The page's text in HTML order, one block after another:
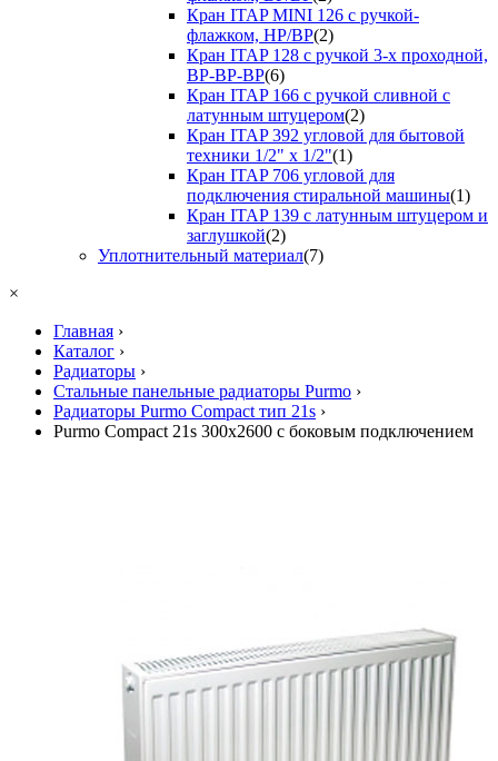
Кран ITAP MINI 126 с ручкой-
флажком, НР/ВР(2)
Кран ITAP 128 с ручкой 3-х проходной,
ВР-ВР-ВР(6)
Кран ITAP 166 с ручкой сливной с
латунным штуцером(2)
Кран ITAP 392 угловой для бытовой
техники 1/2" х 1/2"(1)
Кран ITAP 706 угловой для
подключения стиральной машины(1)
Кран ITAP 139 с латунным штуцером и
заглушкой(2)
Уплотнительный материал(7)
×
Главная ›
Каталог ›
Радиаторы ›
Стальные панельные радиаторы Purmo ›
Радиаторы Purmo Compact тип 21s ›
Purmo Compact 21s 300х2600 с боковым подключением